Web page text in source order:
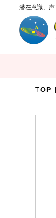
潜在意識、
TOP